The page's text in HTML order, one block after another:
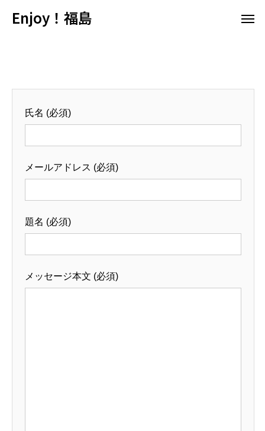
Enjoy！福島
氏名 (必須)
メールアドレス (必須)
題名 (必須)
メッセージ本文 (必須)